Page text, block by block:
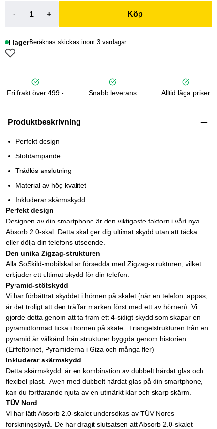
- + Köp
I lagerBeräknas skickas inom 3 vardagar
Fri frakt över 499:- Snabb leverans Alltid låga priser
Produktbeskrivning
Perfekt design
Stötdämpande
Trådlös anslutning
Material av hög kvalitet
Inkluderar skärmskydd
Perfekt design
Designen av din smartphone är den viktigaste faktorn i vårt nya
Absorb 2.0-skal. Detta skal ger dig ultimat skydd utan att täcka
eller dölja din telefons utseende.
Den unika Zigzag-strukturen
Alla SoSkild-mobilskal är försedda med Zigzag-strukturen, vilket
erbjuder ett ultimat skydd för din telefon.
Pyramid-stötskydd
Vi har förbättrat skyddet i hörnen på skalet (när en telefon tappas,
är det troligt att den träffar marken först med ett av hörnen). Vi
gjorde detta genom att ta fram ett 4-sidigt skydd som skapar en
pyramidformad ficka i hörnen på skalet. Triangelstrukturen från en
pyramid är välkänd från strukturer byggda genom historien
(Eiffeltornet, Pyramiderna i Giza och många fler).
Inkluderar skärmskydd
Detta skärmskydd är en kombination av dubbelt härdat glas och
flexibel plast. Även med dubbelt härdat glas på din smartphone,
kan du fortfarande njuta av en utmärkt klar och skarp skärm.
TÜV Nord
Vi har låtit Absorb 2.0-skalet undersökas av TÜV Nords
forskningsbyrå. De har dragit slutsatsen att Absorb 2.0-skalet